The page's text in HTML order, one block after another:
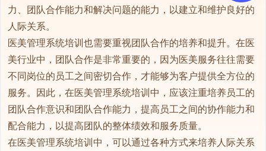
力、团队合作能力和解决问题的能力，以建立和维护良好的
人际关系。
医美管理系统培训也需要重视团队合作的培养和提升。在医
美行业中，团队合作是非常重要的，因为医美服务往往需要
不同岗位的员工之间密切合作，才能够为客户提供全方位的
服务。因此，在医美管理系统培训中，应该注重培养员工的
团队合作意识和团队合作能力，提高员工之间的协作能力和
配合能力，以提高团队的整体绩效和服务质量。
在医美管理系统培训中，可以通过各种方式来培养人际关系